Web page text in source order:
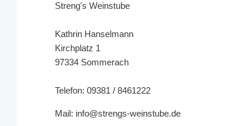
Streng's Weinstube
Kathrin Hanselmann
Kirchplatz 1
97334 Sommerach
Telefon: 09381 / 8461222
Mail: info@strengs-weinstube.de